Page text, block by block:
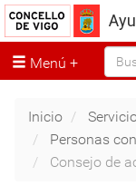
Menú
Inicio
Personas
Consejo de